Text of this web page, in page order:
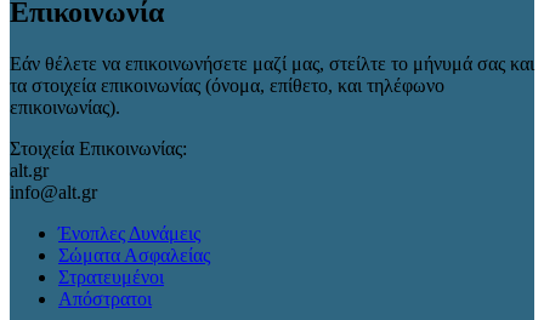
Επικοινωνία
Εάν θέλετε να επικοινωνήσετε μαζί μας, στείλτε το μήνυμά σας και
τα στοιχεία επικοινωνίας (όνομα, επίθετο, και τηλέφωνο
επικοινωνίας).
Στοιχεία Επικοινωνίας:
alt.gr
info@alt.gr
Ένοπλες Δυνάμεις
Σώματα Ασφαλείας
Στρατευμένοι
Απόστρατοι